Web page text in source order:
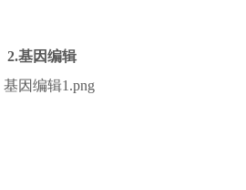
2.基因编辑